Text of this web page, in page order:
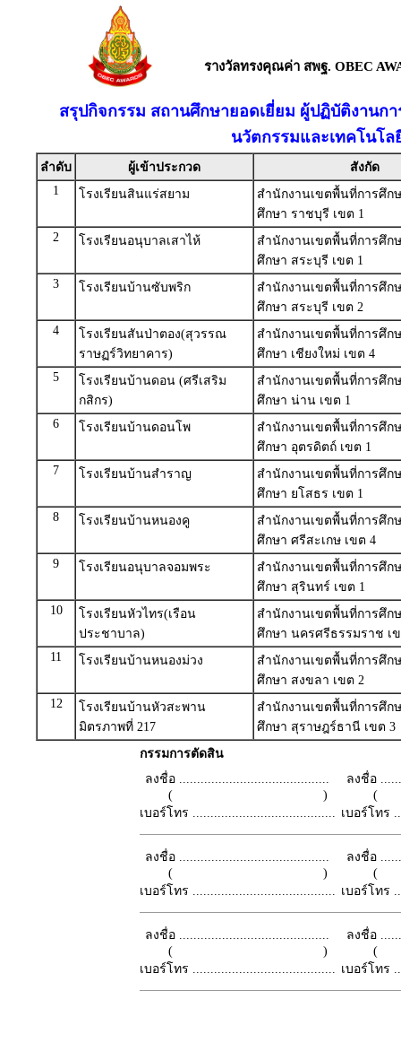
รางวัลทรงคุณค่า สพฐ. OBEC
สรุปกิจกรรม สถานศึกษายอดเยี่ยม ผู้ปฏิบัติงานก
นวัตกรรมและเทคโนโล
ลำดับ ผู้เข้าประกวด
สังกัด
1
โรงเรียนสินแร่สยาม
สำนักงานเขตพื้นที่การศึก
ศึกษา ราชบุรี เขต 1
2
โรงเรียนอนุบาลเสาไห้
สำนักงานเขตพื้นที่การศึก
ศึกษา สระบุรี เขต 1
3
โรงเรียนบ้านซับพริก
สำนักงานเขตพื้นที่การศึก
ศึกษา สระบุรี เขต 2
4
โรงเรียนสันป่าตอง(สุวรรณ
ราษฏร์วิทยาคาร)
สำนักงานเขตพื้นที่การศึก
ศึกษา เชียงใหม่ เขต 4
5
โรงเรียนบ้านดอน (ศรีเสริม
กสิกร)
สำนักงานเขตพื้นที่การศึก
ศึกษา น่าน เขต 1
6
โรงเรียนบ้านดอนโพ
สำนักงานเขตพื้นที่การศึก
ศึกษา อุตรดิตถ์ เขต 1
7
โรงเรียนบ้านสำราญ
สำนักงานเขตพื้นที่การศึก
ศึกษา ยโสธร เขต 1
8
โรงเรียนบ้านหนองคู
สำนักงานเขตพื้นที่การศึก
ศึกษา ศรีสะเกษ เขต 4
9
โรงเรียนอนุบาลจอมพระ
สำนักงานเขตพื้นที่การศึก
ศึกษา สุรินทร์ เขต 1
10
โรงเรียนหัวไทร(เรือน
ประชาบาล)
สำนักงานเขตพื้นที่การศึก
ศึกษา นครศรีธรรมราช เ
11
โรงเรียนบ้านหนองม่วง
สำนักงานเขตพื้นที่การศึก
ศึกษา สงขลา เขต 2
12
โรงเรียนบ้านหัวสะพาน
มิตรภาพที่ 217
สำนักงานเขตพื้นที่การศึก
ศึกษา สุราษฎร์ธานี เขต 3
กรรมการตัดสิน
ลงชื่อ ..........................................
( )
เบอร์โทร ........................................
ลงชื่อ
เบอร์โทร
ลงชื่อ ..........................................
( )
เบอร์โทร ........................................
ลงชื่อ
เบอร์โทร
ลงชื่อ ..........................................
( )
เบอร์โทร ........................................
ลงชื่อ
เบอร์โทร